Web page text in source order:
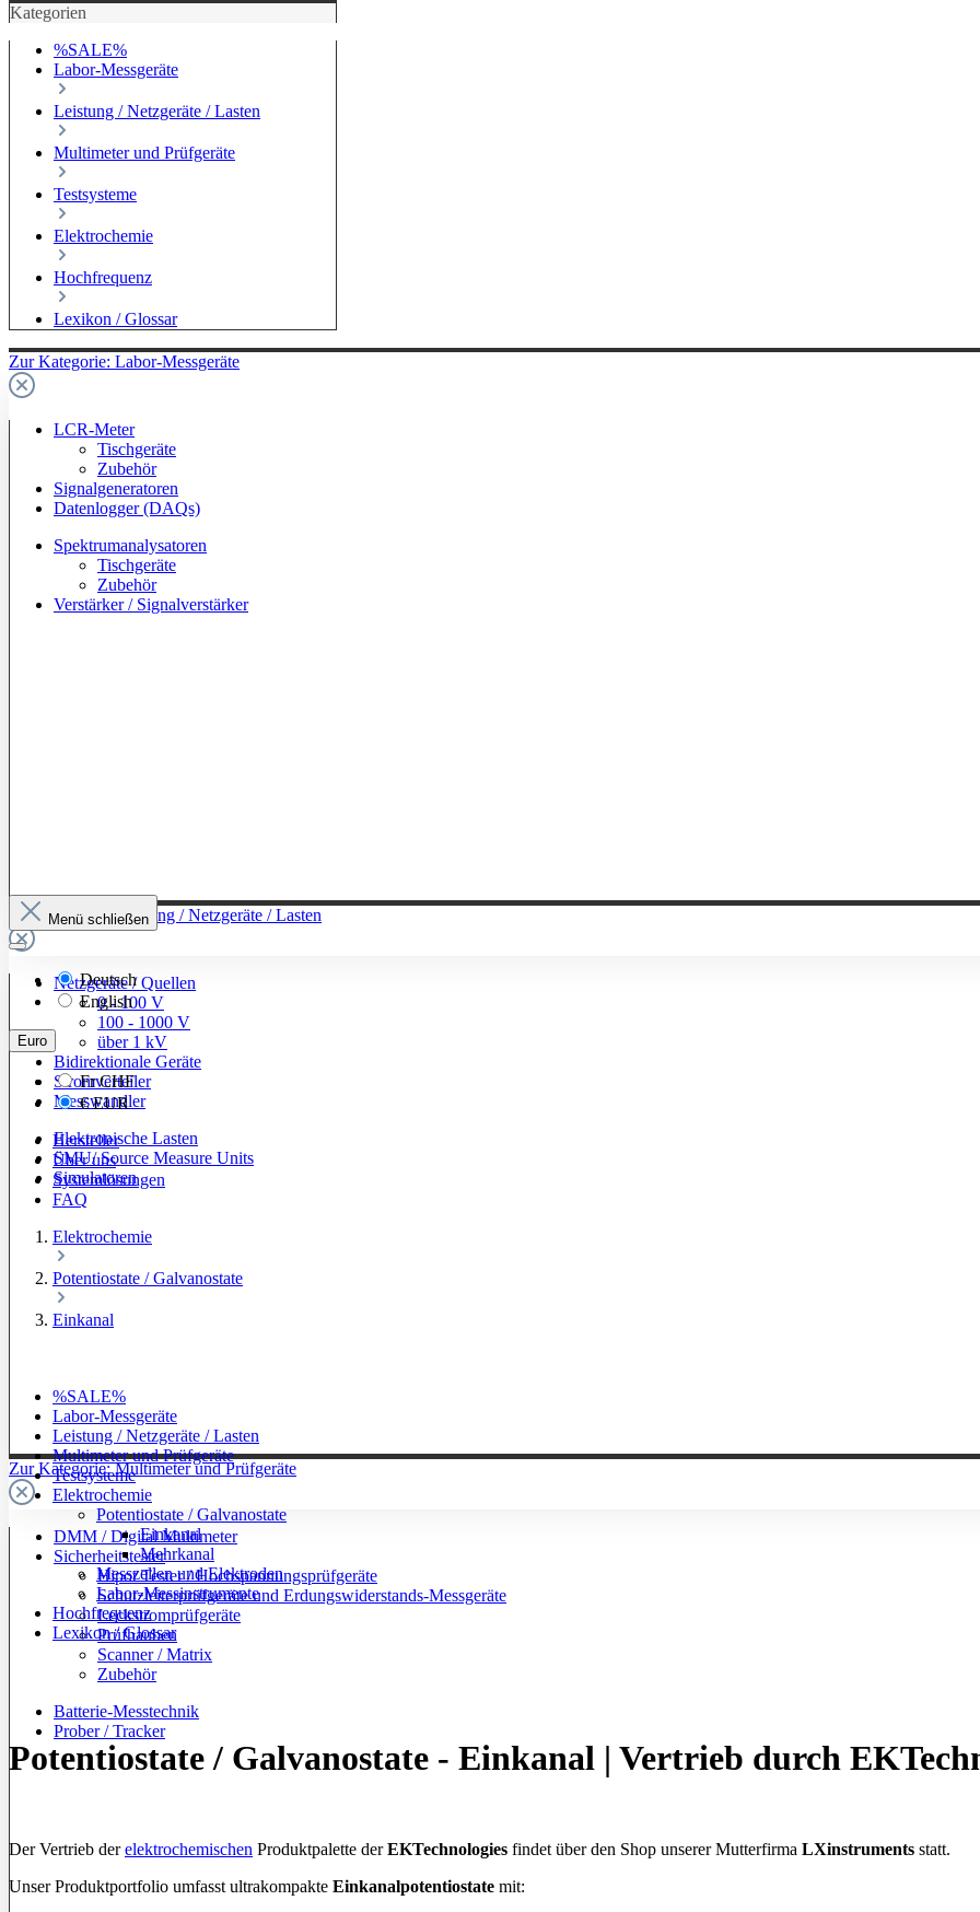
Kategorien
%SALE%
Labor-Messgeräte
Leistung / Netzgeräte / Lasten
Multimeter und Prüfgeräte
Testsysteme
Elektrochemie
Hochfrequenz
Lexikon / Glossar
Zur Kategorie: Labor-Messgeräte
LCR-Meter
Tischgeräte
Zubehör
Signalgeneratoren
Datenlogger (DAQs)
Spektrumanalysatoren
Tischgeräte
Zubehör
Verstärker / Signalverstärker
Zur Kategorie: Leistung / Netzgeräte / Lasten
Netzgeräte / Quellen
0 - 100 V
100 - 1000 V
über 1 kV
Bidirektionale Geräte
Stromverteiler
Messwandler
Elektronische Lasten
SMU/ Source Measure Units
Simulatoren
Zur Kategorie: Multimeter und Prüfgeräte
DMM / Digital Multimeter
Sicherheitstester
Hipot Tester / Hochspannungsprüfgeräte
Schutzleiterprüfgeräte und Erdungswiderstands-Messgeräte
Leckstromprüfgeräte
Prüfhauben
Scanner / Matrix
Zubehör
Batterie-Messtechnik
Prober / Tracker
Menü schließen
Deutsch
English
Euro
FrCHF
€EUR
Hersteller
Über uns
Systemlösungen
FAQ
Elektrochemie
Potentiostate / Galvanostate
Einkanal
%SALE%
Labor-Messgeräte
Leistung / Netzgeräte / Lasten
Multimeter und Prüfgeräte
Testsysteme
Elektrochemie
Potentiostate / Galvanostate
Einkanal
Mehrkanal
Messzellen und Elektroden
Labor-Messinstrumente
Hochfrequenz
Lexikon / Glossar
Potentiostate / Galvanostate - Einkanal | Vertrieb durch
Der Vertrieb derelektrochemischen Produktpalette derEKTechnologies findet über den Shop unserer Mutterfirma LXinstruments statt.
Unser Produktportfolio umfasst ultrakompakte Einkanalpotentiostate mit: